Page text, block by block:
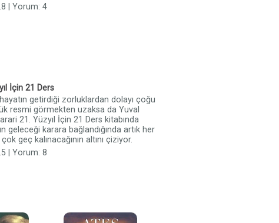
| Yorum: 4
İçin 21 Ders
getirdiği zorluklardan dolayı çoğu
resmi görmekten uzaksa da Yuval
21. Yüzyıl İçin 21 Ders kitabında
geleceği karara bağlandığında artık her
geç kalınacağının altını çiziyor.
| Yorum: 8